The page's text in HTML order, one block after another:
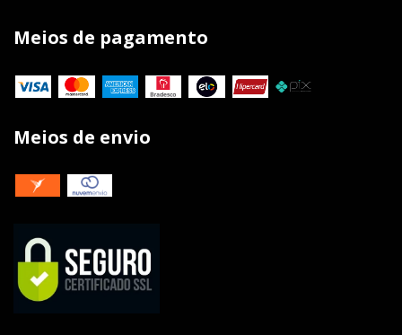
Meios de pagamento
Meios de envio